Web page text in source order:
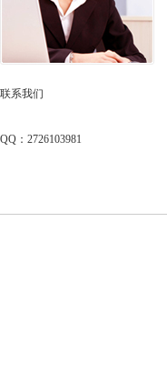
联系我们
QQ：2726103981